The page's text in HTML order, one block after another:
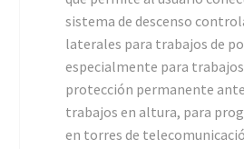
sistema de descenso
laterales para trabajos de
especialmente para
protección permanente
trabajos en altura, para
en torres de